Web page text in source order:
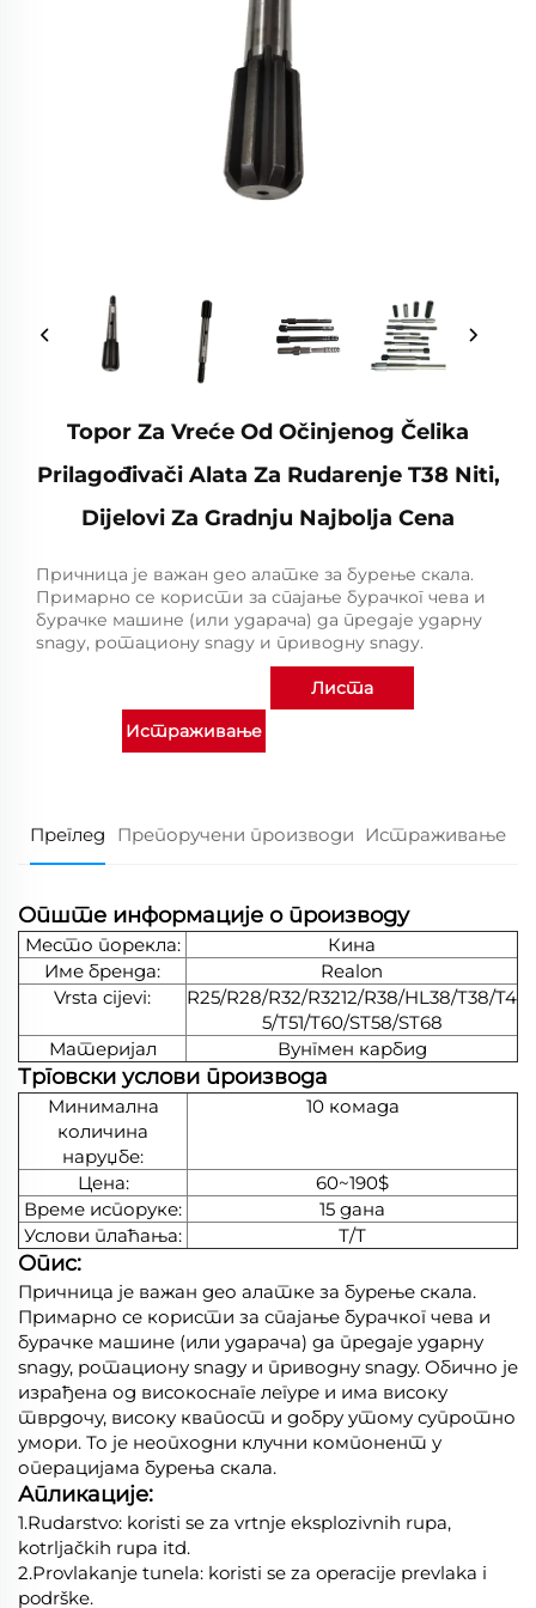
Topor Za Vreće Od Očinjenog Čelika
Prilagođivači Alata Za Rudarenje T38 Niti,
Dijelovi Za Gradnju Najbolja Cena
Причница је важан део алатке за бурење скала.
Примарно се користи за спајање бурачког чева и
бурачке машине (или ударача) да предаје ударну
snagу, ротациону snagу и приводну snagу.
Истраживање
Листа
Преглед Препоручени производи Истраживање
Опште информације о производу
Место порекла:
Кина
Име бренда:
Realon
Vrsta cijevi:
R25/R28/R32/R3212/R38/HL38/T38/T4
5/T51/T60/ST58/ST68
Материјал
Вунгмен карбид
Трговски услови производа
Минимална
количина
наруџбе:
10 комада
Цена:
60~190$
Време испоруке:
15 дана
Услови плаћања:
Т/Т
Опис:
Причница је важан део алатке за бурење скала.
Примарно се користи за спајање бурачког чева и
бурачке машине (или ударача) да предаје ударну
snagу, ротациону snagу и приводну snagу. Обично је
израђена од високоснаге легуре и има високу
тврдочу, високу квапост и добру утому супротно
умори. То је неопходни клучни компонент у
операцијама бурења скала.
Апликације:
1.Rudarstvo: koristi se za vrtnje eksplozivnih rupa,
kotrljačkih rupa itd.
2.Provlakanje tunela: koristi se za operacije prevlaka i
podrške.